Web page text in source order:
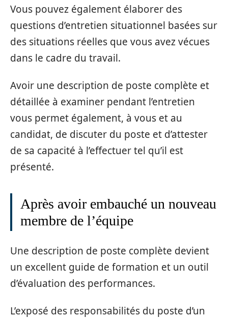
Vous pouvez également élaborer des
questions d’entretien situationnel basées sur
des situations réelles que vous avez vécues
dans le cadre du travail.
Avoir une description de poste complète et
détaillée à examiner pendant l’entretien
vous permet également, à vous et au
candidat, de discuter du poste et d’attester
de sa capacité à l’effectuer tel qu’il est
présenté.
Après avoir embauché un nouveau
membre de l’équipe
Une description de poste complète devient
un excellent guide de formation et un outil
d’évaluation des performances.
L’exposé des responsabilités du poste d’un